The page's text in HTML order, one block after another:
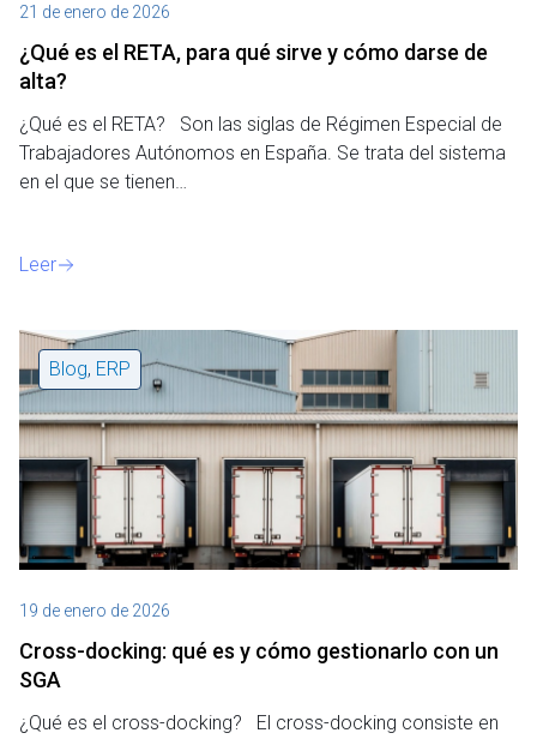
21 de enero de 2026
¿Qué es el RETA, para qué sirve y cómo darse de
alta?
¿Qué es el RETA? Son las siglas de Régimen Especial de
Trabajadores Autónomos en España. Se trata del sistema
en el que se tienen…
Leer
Blog, ERP
19 de enero de 2026
Cross-docking: qué es y cómo gestionarlo con un
SGA
¿Qué es el cross-docking? El cross-docking consiste en